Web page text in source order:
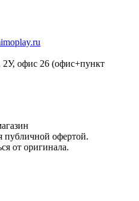
2У, офис 26 (офис+пункт
публичной офертой.
от оригинала.